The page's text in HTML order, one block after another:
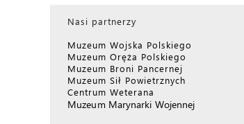
Nasi partnerzy
Muzeum Wojska Polskiego
Muzeum Oręża Polskiego
Muzeum Broni Pancernej
Muzeum Sił Powietrznych
Centrum Weterana
Muzeum Marynarki Wojennej